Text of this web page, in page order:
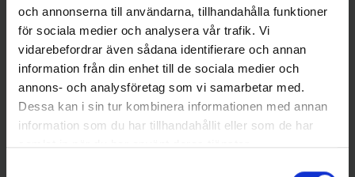
och annonserna till användarna, tillhandahålla funktioner
för sociala medier och analysera vår trafik. Vi
vidarebefordrar även sådana identifierare och annan
information från din enhet till de sociala medier och
annons- och analysföretag som vi samarbetar med.
Dessa kan i sin tur kombinera informationen med annan
information som du har tillhandahållit eller som de har
samlat in när du har använt deras tjänster.
Westin BullyBite Crankbait 15g
7cm - Official Roach
99 kr
Westin
Westins Jätte 23 cm - Alert
Tiger
199 kr